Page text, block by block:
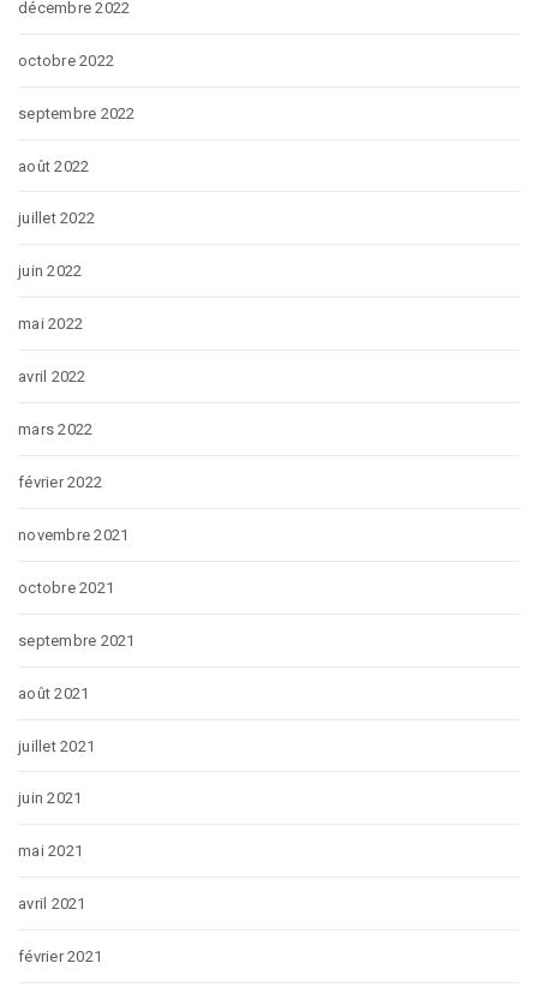
décembre 2022
octobre 2022
septembre 2022
août 2022
juillet 2022
juin 2022
mai 2022
avril 2022
mars 2022
février 2022
novembre 2021
octobre 2021
septembre 2021
août 2021
juillet 2021
juin 2021
mai 2021
avril 2021
février 2021